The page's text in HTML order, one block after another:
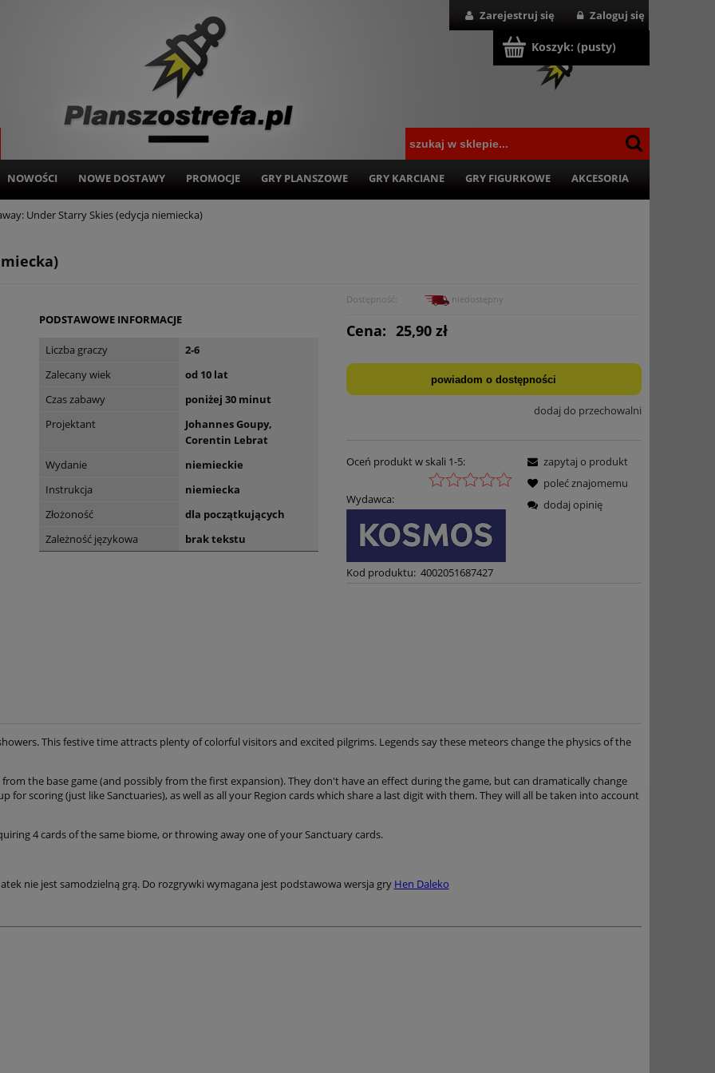
Zarejestruj się Zaloguj się
Koszyk: (pusty)
NOWOŚCI NOWE DOSTAWY PROMOCJE GRY PLANSZOWE GRY KARCIANE GRY FIGURKOWE AKCESORIA
Under Starry Skies (edycja niemiecka)
PODSTAWOWE INFORMACJE
Liczba graczy
2-6
Zalecany wiek
od 10 lat
Czas zabawy
poniżej 30 minut
Projektant
Johannes Goupy,
Corentin Lebrat
Wydanie
niemieckie
Instrukcja
niemiecka
Złożoność
dla początkujących
Zależność językowa
brak tekstu
Dostępność: niedostępny
Cena: 25,90 zł
powiadom o dostępności
dodaj do przechowalni
Oceń produkt w skali 1-5:
Wydawca:
Kod produktu: 4002051687427
zapytaj o produkt
poleć znajomemu
dodaj opinię
This festive time attracts plenty of colorful visitors and excited pilgrims. Legends say these meteors change the physics of the
the base game (and possibly from the first expansion). They don't have an effect during the game, but can dramatically change
for scoring (just like Sanctuaries), as well as all your Region cards which share a last digit with them. They will all be taken into account
4 cards of the same biome, or throwing away one of your Sanctuary cards.
nie jest samodzielną grą. Do rozgrywki wymagana jest podstawowa wersja gry Hen Daleko